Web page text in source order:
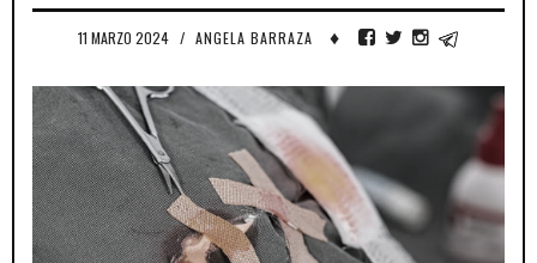
11 MARZO 2024 / ANGELA BARRAZA ♦